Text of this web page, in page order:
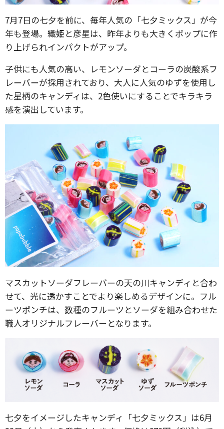
7月7日の七夕を前に、毎年人気の「七夕ミックス」が今
年も登場。織姫と彦星は、昨年よりも大きくポップに作
り上げられインパクトがアップ。
子供にも人気の高い、レモンソーダとコーラの炭酸系フ
レーバーが採用されており、大人に人気のゆずを使用し
た星柄のキャンディは、2色使いにすることでキラキラ
感を演出しています。
マスカットソーダフレーバーの天の川キャンディと合わ
せて、光に透かすことでより楽しめるデザインに。フル
ーツポンチは、数種のフルーツとソーダを組み合わせた
職人オリジナルフレーバーとなります。
七夕をイメージしたキャンディ「七夕ミックス」は6月